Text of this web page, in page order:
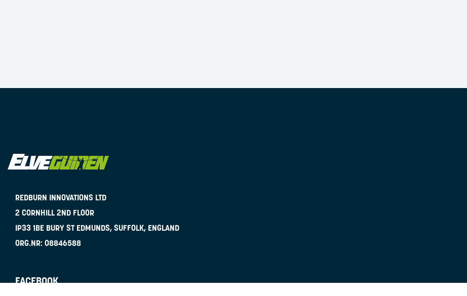
REDBURN INNOVATIONS LTD
2 CORNHILL 2ND FLOOR
IP33 1BE BURY ST EDMUNDS, SUFFOLK, ENGLAND
ORG.NR: 08846588
FACEBOOK